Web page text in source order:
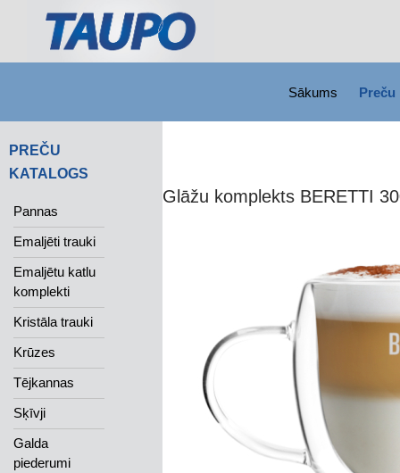
Sākums Preču
Glāžu komplekts BERETTI
PREČU
KATALOGS
Pannas
Emaljēti trauki
Emaljētu katlu
komplekti
Kristāla trauki
Krūzes
Tējkannas
Sķīvji
Galda
piederumi